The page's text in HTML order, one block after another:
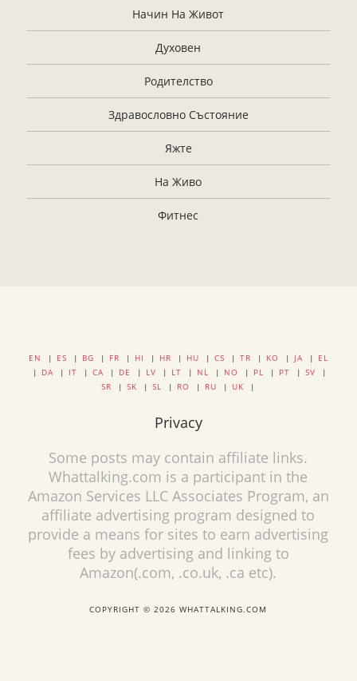
Начин На Живот
Духовен
Родителство
Здравословно Състояние
Яжте
На Живо
Фитнес
EN | ES | BG | FR | HI | HR | HU | CS | TR | KO | JA | EL
| DA | IT | CA | DE | LV | LT | NL | NO | PL | PT | SV |
SR | SK | SL | RO | RU | UK |
Privacy
Some posts may contain affiliate links.
Whattalking.com is a participant in the
Amazon Services LLC Associates Program, an
affiliate advertising program designed to
provide a means for sites to earn advertising
fees by advertising and linking to
Amazon(.com, .co.uk, .ca etc).
COPYRIGHT © 2026 WHATTALKING.COM